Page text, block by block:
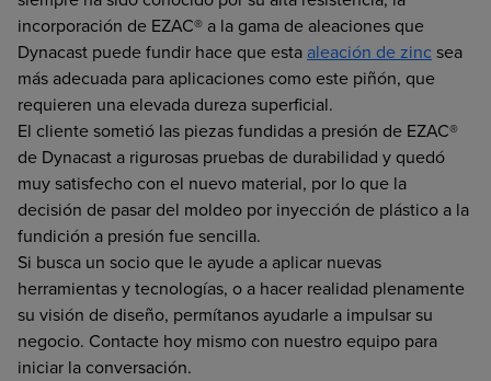
incorporación de EZAC® a la gama de aleaciones que
Dynacast puede fundir hace que esta aleación de zinc sea
más adecuada para aplicaciones como este piñón, que
requieren una elevada dureza superficial.
El cliente sometió las piezas fundidas a presión de EZAC®
de Dynacast a rigurosas pruebas de durabilidad y quedó
muy satisfecho con el nuevo material, por lo que la
decisión de pasar del moldeo por inyección de plástico a la
fundición a presión fue sencilla.
Si busca un socio que le ayude a aplicar nuevas
herramientas y tecnologías, o a hacer realidad plenamente
su visión de diseño, permítanos ayudarle a impulsar su
negocio. Contacte hoy mismo con nuestro equipo para
iniciar la conversación.